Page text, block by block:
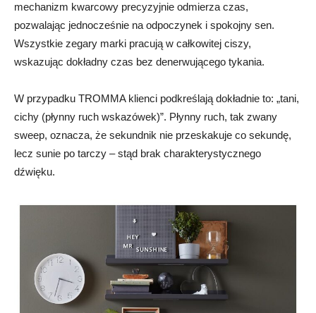
mechanizm kwarcowy precyzyjnie odmierza czas,
pozwalając jednocześnie na odpoczynek i spokojny sen.
Wszystkie zegary marki pracują w całkowitej ciszy,
wskazując dokładny czas bez denerwującego tykania.
W przypadku TROMMA klienci podkreślają dokładnie to: „tani,
cichy (płynny ruch wskazówek)”. Płynny ruch, tak zwany
sweep, oznacza, że sekundnik nie przeskakuje co sekundę,
lecz sunie po tarczy – stąd brak charakterystycznego
dźwięku.